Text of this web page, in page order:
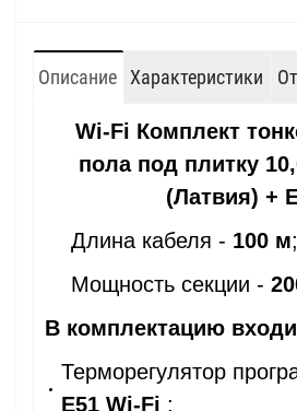
Описание Характеристики
Wi-Fi Комплект
пола под плитку
(Латвия) +
Длина кабеля - 100 м;
Мощность секции -
В комплектацию
Терморегулятор
Е51 Wi-Fi ;